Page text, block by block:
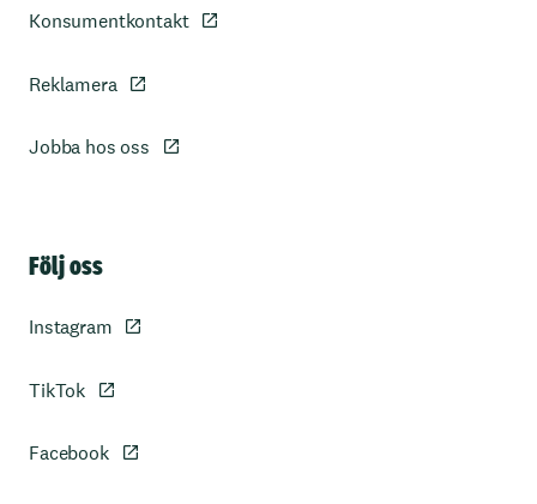
Konsumentkontakt
Reklamera
Jobba hos oss
Följ oss
Instagram
TikTok
Facebook